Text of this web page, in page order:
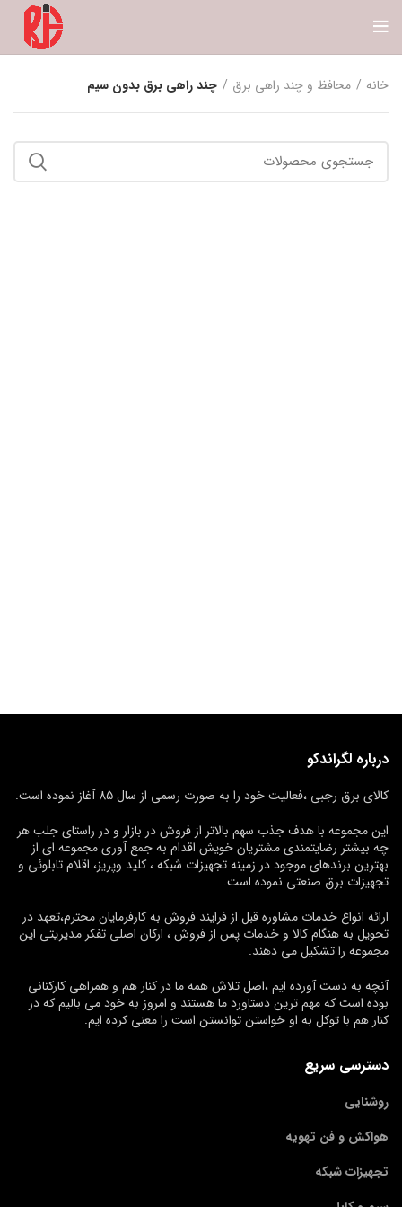
خانه محافظ و چند راهی برق چند راهی برق بدون سیم
درباره لگراندکو
کالای برق رجبی ،فعالیت خود را به صورت رسمی از سال 85 آغاز نموده است.
این مجموعه با هدف جذب سهم بالاتر از فروش در بازار و در راستای جلب هر
چه بیشتر رضایتمندی مشتریان خویش اقدام به جمع آوری مجموعه ای از
بهترین برندهای موجود در زمینه تجهیزات شبکه ، کلید وپریز، اقلام تابلوئی و
تجهیزات برق صنعتی نموده است.
ارائه انواع خدمات مشاوره قبل از فرایند فروش به کارفرمایان محترم،تعهد در
تحویل به هنگام کالا و خدمات پس از فروش ، ارکان اصلی تفکر مدیریتی این
مجموعه را تشکیل می دهند.
آنچه به دست آورده ایم ،اصل تلاش همه ما در کنار هم و همراهی کارکنانی
بوده است که مهم ترین دستاورد ما هستند و امروز به خود می بالیم که در
کنار هم با توکل به او خواستن توانستن است را معنی کرده ایم.
دسترسی سریع
روشنایی
هواکش و فن تهویه
تجهیزات شبکه